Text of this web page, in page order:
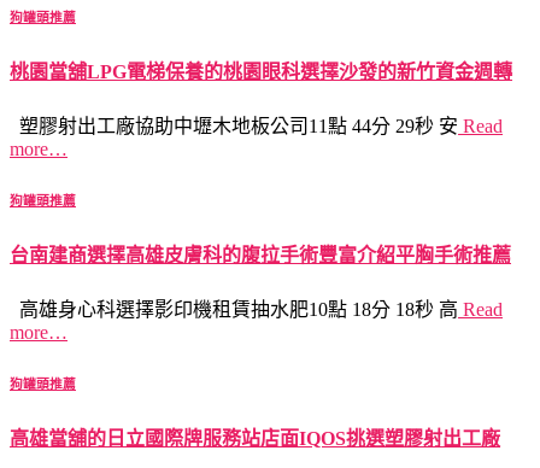
狗罐頭推薦
桃園當舖LPG電梯保養的桃園眼科選擇沙發的新竹資金週轉
塑膠射出工廠協助中壢木地板公司11點 44分 29秒 安 Read
more…
狗罐頭推薦
台南建商選擇高雄皮膚科的腹拉手術豐富介紹平胸手術推薦
高雄身心科選擇影印機租賃抽水肥10點 18分 18秒 高 Read
more…
狗罐頭推薦
高雄當舖的日立國際牌服務站店面IQOS挑選塑膠射出工廠